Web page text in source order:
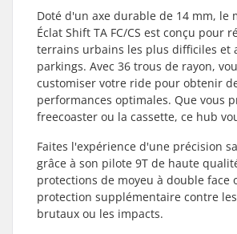
Doté d'un axe durable de 14 mm, le
Éclat Shift TA FC/CS est conçu pour
terrains urbains les plus difficiles et
parkings. Avec 36 trous de rayon,
customiser votre ride pour obtenir
performances optimales. Que vous
freecoaster ou la cassette, ce hub
Faites l'expérience d'une précision
grâce à son pilote 9T de haute
protections de moyeu à double face
protection supplémentaire contre
brutaux ou les impacts.